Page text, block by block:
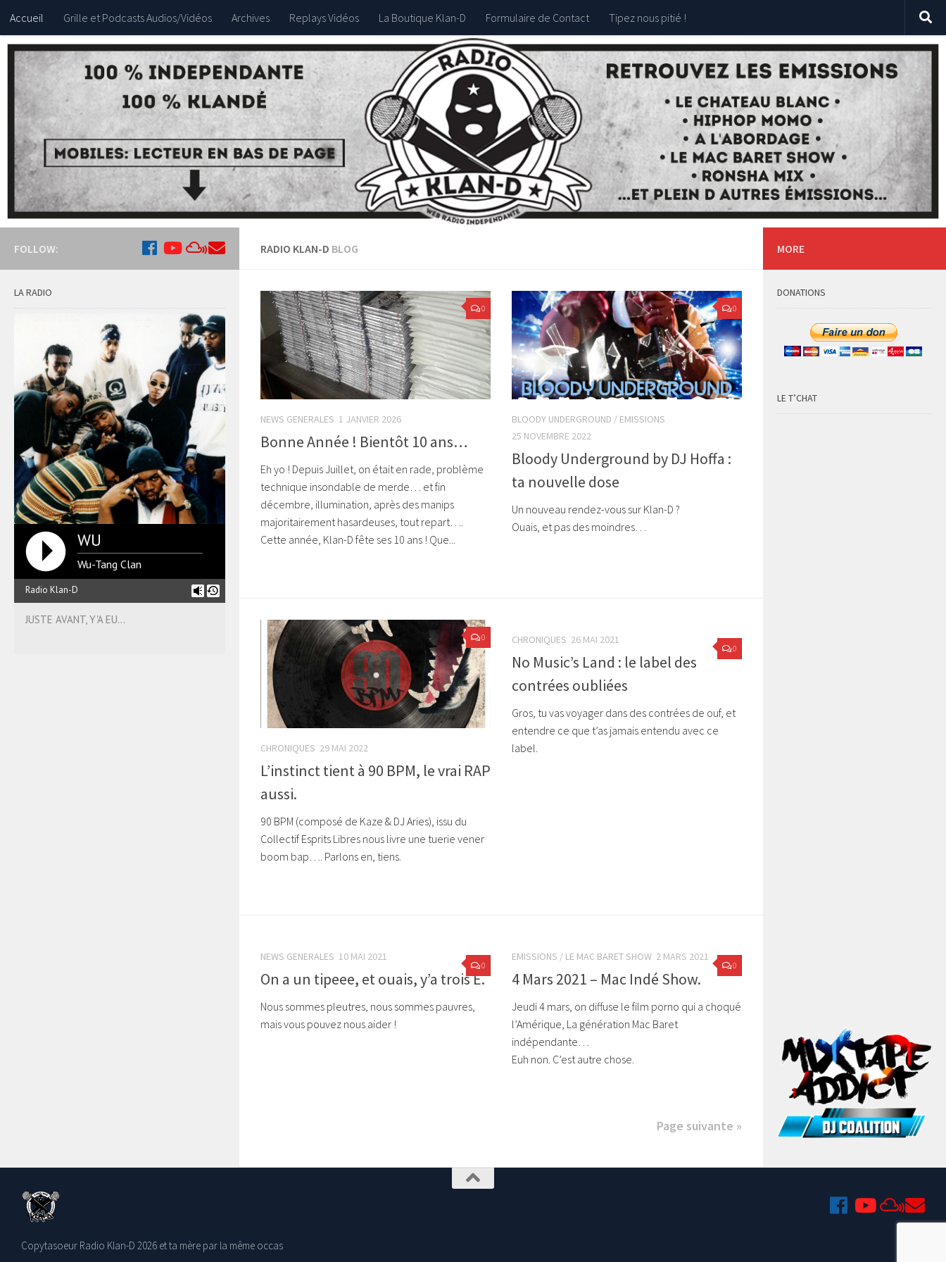
Accueil Grille et Podcasts Audios/Vidéos Archives Replays Vidéos La Boutique Klan-D Formulaire de Contact Tipez nous pitié !
RADIO KLAN-D BLOG
0
NEWS GENERALES 1 JANVIER 2026
Bonne Année ! Bientôt 10 ans…
Eh yo ! Depuis Juillet, on était en rade, problème
technique insondable de merde… et fin
décembre, illumination, après des manips
majoritairement hasardeuses, tout repart….
Cette année, Klan-D fête ses 10 ans ! Que...
0
BLOODY UNDERGROUND / EMISSIONS
25 NOVEMBRE 2022
Bloody Underground by DJ Hoffa :
ta nouvelle dose
Un nouveau rendez-vous sur Klan-D ?
Ouais, et pas des moindres…
0
CHRONIQUES 29 MAI 2022
L’instinct tient à 90 BPM, le vrai RAP
aussi.
90 BPM (composé de Kaze & DJ Aries), issu du
Collectif Esprits Libres nous livre une tuerie vener
boom bap…. Parlons en, tiens.
0
CHRONIQUES 26 MAI 2021
No Music’s Land : le label des
contrées oubliées
Gros, tu vas voyager dans des contrées de ouf, et
entendre ce que t’as jamais entendu avec ce
label.
0
NEWS GENERALES 10 MAI 2021
On a un tipeee, et ouais, y’a trois E.
Nous sommes pleutres, nous sommes pauvres,
mais vous pouvez nous aider !
0
EMISSIONS / LE MAC BARET SHOW 2 MARS 2021
4 Mars 2021 – Mac Indé Show.
Jeudi 4 mars, on diffuse le film porno qui a choqué
l’Amérique, La génération Mac Baret
indépendante…
Euh non. C’est autre chose.
Page suivante »
FOLLOW:
LA RADIO
WU
Wu-Tang Clan
Radio Klan-D
JUSTE AVANT, Y'A EU...
MORE
DONATIONS
LE T’CHAT
Copytasoeur Radio Klan-D 2026 et ta mère par la même occas